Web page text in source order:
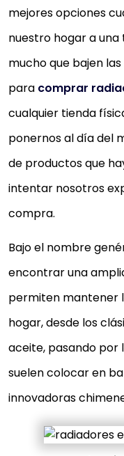
mejores opciones
nuestro hogar a
mucho que bajen
para comprar
cualquier tienda
ponernos al día del
de productos que
intentar nosotros
compra.
Bajo el nombre
encontrar una
permiten mantener
hogar, desde los
aceite, pasando por
suelen colocar en
innovadoras